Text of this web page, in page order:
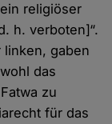
religiöser
h. verboten]“.
gaben
das
zu
für das